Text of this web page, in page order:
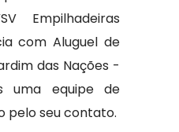
Empilhadeiras
com Aluguel de
das Nações -
uma equipe de
pelo seu contato.